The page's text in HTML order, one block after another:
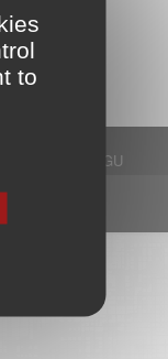
to
mon compte
légales
CGU